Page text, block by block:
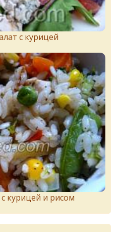
с курицей
курицей и рисом